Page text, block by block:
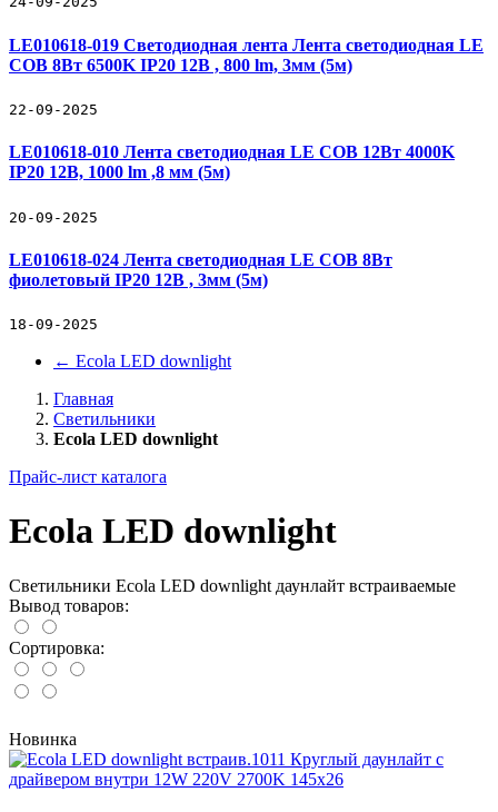
LE010618-019 Светодиодная лента Лента светодиодная LE
COB 8Вт 6500K IP20 12В , 800 lm, 3мм (5м)
22-09-2025
LE010618-010 Лента светодиодная LE COB 12Вт 4000K
IP20 12В, 1000 lm ,8 мм (5м)
20-09-2025
LE010618-024 Лента светодиодная LE COB 8Вт
фиолетовый IP20 12В , 3мм (5м)
18-09-2025
← Ecola LED downlight
Главная
Светильники
Ecola LED downlight
Прайс-лист каталога
Ecola LED downlight
Светильники Ecola LED downlight даунлайт встраиваемые
Вывод товаров:
Сортировка:
Новинка